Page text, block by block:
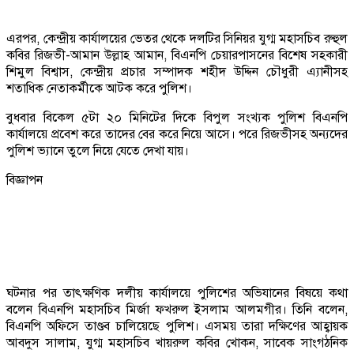
এরপর, কেন্দ্রীয় কার্যালয়ের ভেতর থেকে দলটির সিনিয়র যুগ্ম মহাসচিব রুহুল
কবির রিজভী-আমান উল্লাহ আমান, বিএনপি চেয়ারপাসনের বিশেষ সহকারী
শিমুল বিশ্বাস, কেন্দ্রীয় প্রচার সম্পাদক শহীদ উদ্দিন চৌধুরী এ্যানীসহ
শতাধিক নেতাকর্মীকে আটক করে পুলিশ।
বুধবার বিকেল ৫টা ২০ মিনিটের দিকে বিপুল সংখ্যক পুলিশ বিএনপি
কার্যালয়ে প্রবেশ করে তাদের বের করে নিয়ে আসে। পরে রিজভীসহ অন্যদের
পুলিশ ভ্যানে তুলে নিয়ে যেতে দেখা যায়।
বিজ্ঞাপন
ঘটনার পর তাৎক্ষণিক দলীয় কার্যালয়ে পুলিশের অভিযানের বিষয়ে কথা
বলেন বিএনপি মহাসচিব মির্জা ফখরুল ইসলাম আলমগীর। তিনি বলেন,
বিএনপি অফিসে তাণ্ডব চালিয়েছে পুলিশ। এসময় তারা দক্ষিণের আহ্বায়ক
আবদুস সালাম, যুগ্ম মহাসচিব খায়রুল কবির খোকন, সাবেক সাংগঠনিক